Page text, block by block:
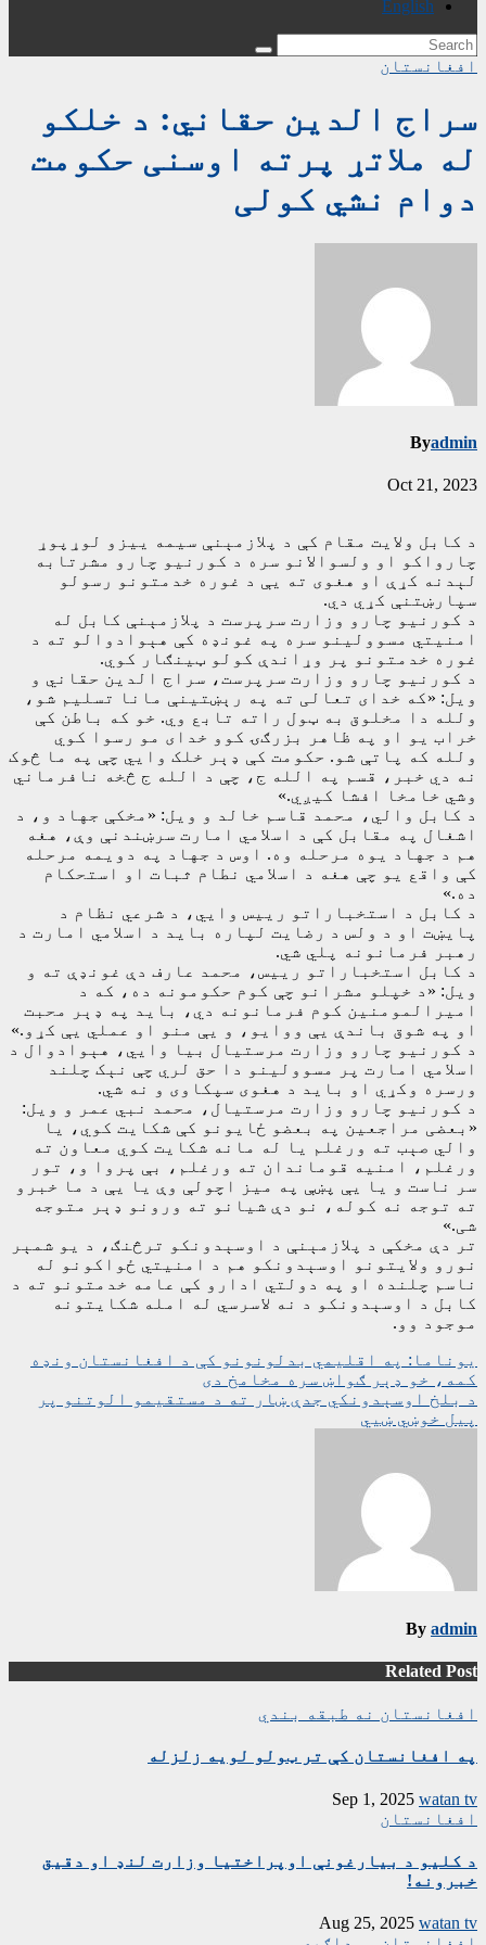
English
افغانستان
سراج الدین حقاني: د خلکو
له ملاتړ پرته اوسنی حکومت
دوام نشي کولی
Byadmin
Oct 21, 2023
د کابل ولایت مقام کې د پلازمېنې سیمه ییزو لوړپوړ
چارواکو او ولسوالانو سره د کورنیو چارو مشرتابه
لېدنه کړې او هغوی ته یې د غوره خدمتونو رسولو
سپارښتنې کړي دي.
د کورنیو چارو وزارت سرپرست د پلازمېنې کابل له
امنیتي مسوولینو سره په غونډه کې هېوادوالو ته د
غوره خدمتونو پر وړاندې کولو ټینګار کوي.
د کورنیو چارو وزارت سرپرست، سراج الدین حقاني و
ویل: «که خدای تعالی ته په رېښتینې مانا تسلیم شو،
ولله دا مخلوق به ټول راته تابع وي. خو که باطن کې
خراب یو او په ظاهر بزرګۍ کوو خدای مو رسوا کوي
ولله که پاتې شو. حکومت کې ډېر خلک وایي چې په ما څوک
نه دي خبر، قسم په الله ج، چې د الله ج څخه نافرماني
وشي خامخا افشا کیږي.»
د کابل والي، محمد قاسم خالد و ویل: «مخکې جهاد و، د
اشغال په مقابل کې د اسلامي امارت سرښندنې وې، هغه
هم د جهاد یوه مرحله وه. اوس د جهاد په دویمه مرحله
کې واقع یو چې هغه د اسلامي نطام ثبات او استحکام
ده.»
د کابل د استخباراتو رییس وايي، د شرعي نظام د
پایښت او د ولس د رضایت لپاره باید د اسلامي امارت د
رهبر فرمانونه پلي شي.
د کابل استخباراتو رییس، محمد عارف دې غونډې ته و
ویل: «د خپلو مشرانو چې کوم حکومونه ده، که د
امیرالمومنین کوم فرمانونه دي، باید په ډېر محبت
او په شوق باندې یې ووایو، و یې منو او عملي یې کړو.»
د کورنیو چارو وزارت مرستیال بیا وايي، هېوادوال د
اسلامي امارت پر مسوولینو دا حق لري چې نېک چلند
ورسره وکړي او باید د هغوی سپکاوی و نه شي.
د کورنیو چارو وزارت مرستیال، محمد نبي عمر و ویل:
«بعضی مراجعین په بعضو ځایونو کې شکایت کوي، یا
والي صېب ته ورغلم یا له مانه شکایت کوي معاون ته
ورغلم، امنیه قوماندان ته ورغلم، بې پروا و، تور
سر ناست و یا یې پښې په میز اچولې وې یا یې د ما خبرو
ته توجه نه کوله، نو دې شیانو ته ورونو ډېر متوجه
شی.»
تر دې مخکې د پلازمېنې د اوسېدونکو ترڅنګ، د یو شمېر
نورو ولایتونو اوسېدونکو هم د امنیتي ځواکونو له
ناسم چلنده او په دولتي ادارو کې عامه خدمتونو ته د
کابل د اوسېدونکو د نه لاسرسي له امله شکایتونه
موجود وو.
ليکنه
چليدنه
یوناما: په اقلیمي بدلونونو کې د افغانستان ونډه
کمه، خو ډېر ګواښ سره مخامخ دی
د بلخ اوسېدونکي جدې ښار ته د مستقیمو الوتنو پر
پیل خوښي ښیي
By admin
Related Post
افغانستان نه طبقه بندي
په افغانستان کې تر ټولو لویه زلزله
Sep 1, 2025 watan tv
افغانستان
د کلیو د بیارغونې اوپراختیا وزارت لنډ او دقیق
خبرونه!
Aug 25, 2025 watan tv